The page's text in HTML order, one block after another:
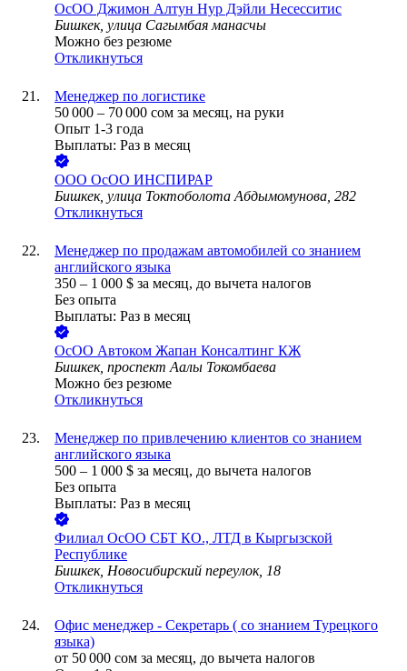
ОсОО Джимон Алтун Нур Дэйли Несесситис
Бишкек, улица Сагымбая манасчы
Можно без резюме
Откликнуться
Менеджер по логистике
50 000 – 70 000 сом за месяц, на руки
Опыт 1-3 года
Выплаты: Раз в месяц
ООО ОсОО ИНСПИРАР
Бишкек, улица Токтоболота Абдымомунова, 282
Откликнуться
Менеджер по продажам автомобилей со знанием
английского языка
350 – 1 000 $ за месяц, до вычета налогов
Без опыта
Выплаты: Раз в месяц
ОсОО Автоком Жапан Консалтинг КЖ
Бишкек, проспект Аалы Токомбаева
Можно без резюме
Откликнуться
Менеджер по привлечению клиентов со знанием
английского языка
500 – 1 000 $ за месяц, до вычета налогов
Без опыта
Выплаты: Раз в месяц
Филиал ОсОО СБТ КО., ЛТД в Кыргызской
Республике
Бишкек, Новосибирский переулок, 18
Откликнуться
Офис менеджер - Секретарь ( со знанием Турецкого
языка)
от 50 000 сом за месяц, до вычета налогов